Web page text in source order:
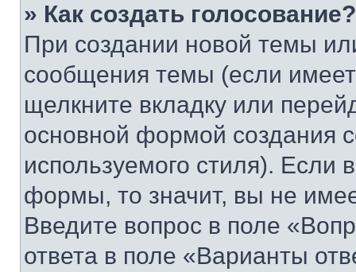
» Как создать голосование?
При создании новой темы
сообщения темы (если
щелкните вкладку или
основной формой создания
используемого стиля). Если
формы, то значит, вы не
Введите вопрос в поле
ответа в поле «Варианты